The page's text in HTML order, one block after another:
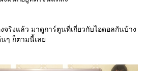
จริงแล้ว มาดูการ์ตูนที่เกี่ยวกับไอดอลกันบ้าง
นๆ ก็ตามนี้เล